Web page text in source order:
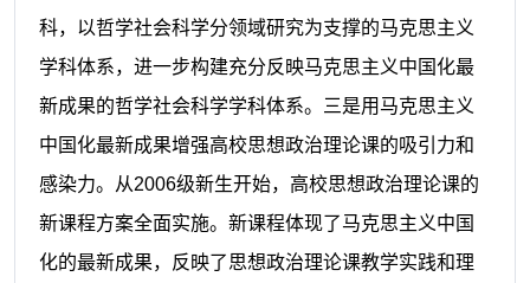
科，以哲学社会科学分领域研究为支撑的马克思主义
学科体系，进一步构建充分反映马克思主义中国化最
新成果的哲学社会科学学科体系。三是用马克思主义
中国化最新成果增强高校思想政治理论课的吸引力和
感染力。从2006级新生开始，高校思想政治理论课的
新课程方案全面实施。新课程体现了马克思主义中国
化的最新成果，反映了思想政治理论课教学实践和理